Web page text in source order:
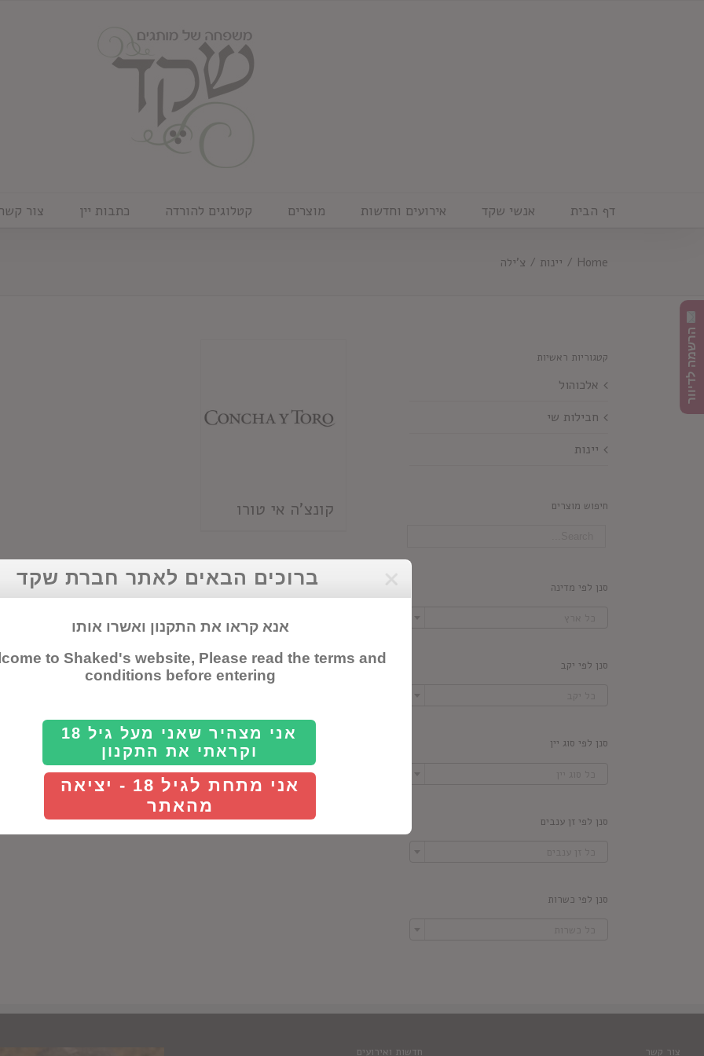
דף הבית אנשי שקד אירועים וחדשות מוצרים קטלוגים להורדה כתבות יין צור
Home
/ יינות / צ'ילה
קונצ'ה אי טורו
קטגוריות ראשיות
אלכוהול
חבילות שי
יינות
חיפוש מוצרים
סנן לפי מדינה
סנן לפי יקב
סנן לפי סוג יין
סנן לפי זן ענבים
סנן לפי כשרות
צור קשר חדשות ואירועים
הרשמה לדיוור
ברוכים הבאים לאתר חברת שקד
אנא קראו את התקנון ואשרו אותו
to Shaked's website, Please read the terms and
conditions before entering
אני מצהיר שאני מעל גיל 18
וקראתי את התקנון
אני מתחת לגיל 18 - יציאה
מהאתר